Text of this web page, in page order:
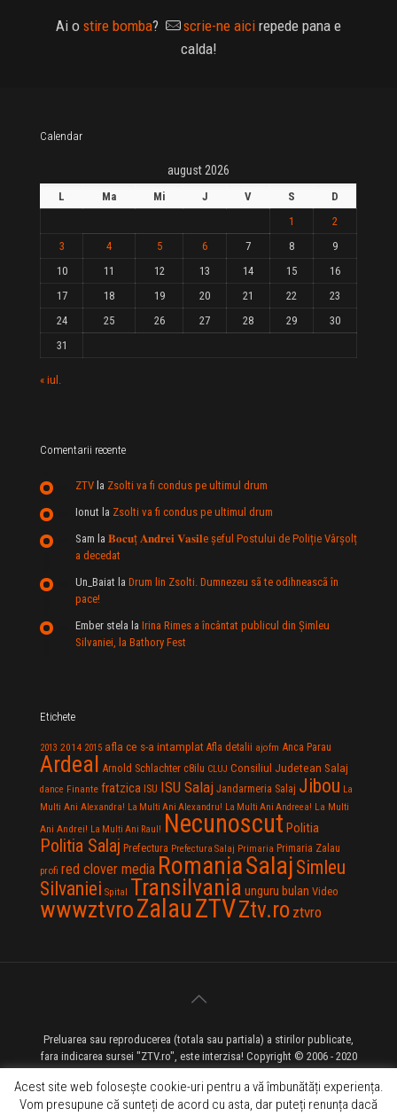
Ai o stire bomba? scrie-ne aici repede pana e
calda!
Calendar
august 2026
L Ma Mi J V S
D
1
2
3
4 5 6 7 8
9
10
11 12 13 14 15
16
17
18 19 20 21 22
23
24
25 26 27 28 29
30
31
« iul.
Comentarii recente
ZTV la Zsolti va fi condus pe ultimul drum
Ionut la Zsolti va fi condus pe ultimul drum
Sam la 𝐁𝐨𝐜𝐮ț 𝐀𝐧𝐝𝐫𝐞𝐢 𝐕𝐚𝐬𝐢𝐥e şeful Postului de Poliție Vârșolț
a decedat
Un_Baiat la Drum lin Zsolti. Dumnezeu sã te odihneascã în
pace!
Ember stela la Irina Rimes a încântat publicul din Şimleu
Silvaniei, la Bathory Fest
Etichete
2013 2014 2015 afla ce s-a intamplat Afla detalii ajofm Anca Parau
Ardeal Arnold Schlachter c8ilu CLUJ Consiliul Judetean Salaj
dance Finante fratzica ISU ISU Salaj Jandarmeria Salaj Jibou La
Multi Ani Alexandra! La Multi Ani Alexandru! La Multi Ani Andreea! La Multi
Ani Andrei! La Multi Ani Raul! Necunoscut Politia
Politia Salaj Prefectura Prefectura Salaj Primaria Primaria Zalau
profi red clover media RomaniaSalaj Simleu
Silvaniei Spital Transilvania unguru bulan Video
wwwztvroZalauZTVZtv.ro ztvro
Preluarea sau reproducerea (totala sau partiala) a stirilor publicate,
fara indicarea sursei "ZTV.ro", este interzisa! Copyright © 2006 - 2020
ZTV.ro - Televiziune pe Internet - Zalau TV
Acest site web folosește cookie-uri pentru a vă îmbunătăți experiența.
Vom presupune că sunteți de acord cu asta, dar puteți renunța dacă